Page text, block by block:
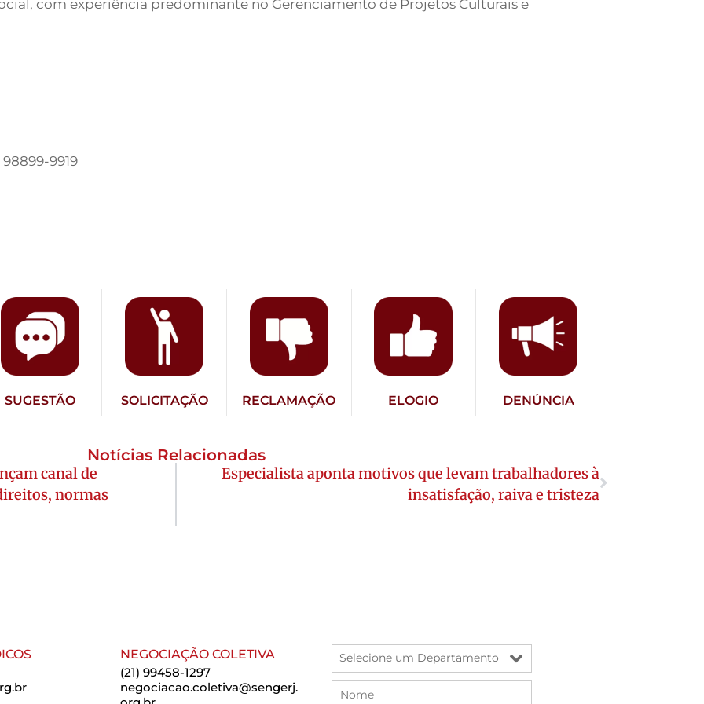
com experiência predominante no Gerenciamento de Projetos Culturais e
9919
SUGESTÃO SOLICITAÇÃO RECLAMAÇÃO ELOGIO DENÚNCIA
Notícias Relacionadas
canal de
normas
Especialista aponta motivos que levam trabalhadores à
insatisfação, raiva e tristeza
NEGOCIAÇÃO COLETIVA
(21) 99458-1297
negociacao.coletiva@sengerj.